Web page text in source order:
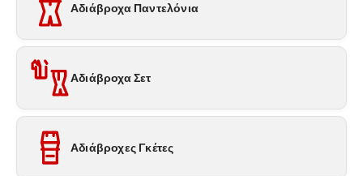
Αδιάβροχα Παντελόνια
Αδιάβροχα Σετ
Αδιάβροχες Γκέτες